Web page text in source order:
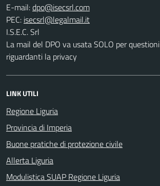
E-mail:
PEC:
I.S.E.C. Srl
La mail del DPO va usata SOLO per questioni
riguardanti la privacy
LINK UTILI
Regione Liguria
Provincia di Imperia
Buone pratiche di protezione civile
Allerta Liguria
Modulistica SUAP Regione Liguria